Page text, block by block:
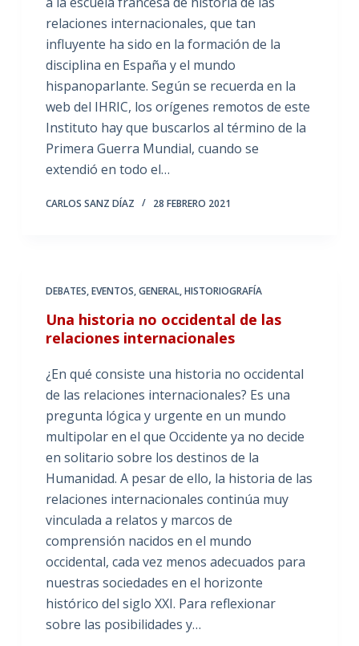
relaciones internacionales, que tan
influyente ha sido en la formación de la
disciplina en España y el mundo
hispanoparlante. Según se recuerda en la
web del IHRIC, los orígenes remotos de este
Instituto hay que buscarlos al término de la
Primera Guerra Mundial, cuando se
extendió en todo el…
CARLOS SANZ DÍAZ 28 FEBRERO 2021
DEBATES,EVENTOS,GENERAL,HISTORIOGRAFÍA
Una historia no occidental de las
relaciones internacionales
¿En qué consiste una historia no occidental
de las relaciones internacionales? Es una
pregunta lógica y urgente en un mundo
multipolar en el que Occidente ya no decide
en solitario sobre los destinos de la
Humanidad. A pesar de ello, la historia de las
relaciones internacionales continúa muy
vinculada a relatos y marcos de
comprensión nacidos en el mundo
occidental, cada vez menos adecuados para
nuestras sociedades en el horizonte
histórico del siglo XXI. Para reflexionar
sobre las posibilidades y…